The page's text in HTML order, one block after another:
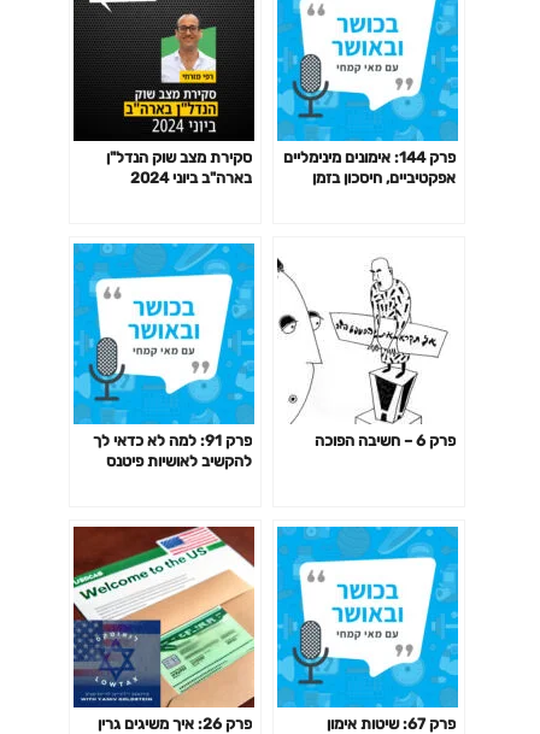
פרק 144: אימונים מינימליים
אפקטיביים, חיסכון בזמן
סקירת מצב שוק הנדל"ן
בארה"ב ביוני 2024
פרק 6 – חשיבה הפוכה
פרק 91: למה לא כדאי לך
להקשיב לאושיות פיטנס
שלך?
פרק 67: שיטות אימון
פרק 26: איך משיגים גרין